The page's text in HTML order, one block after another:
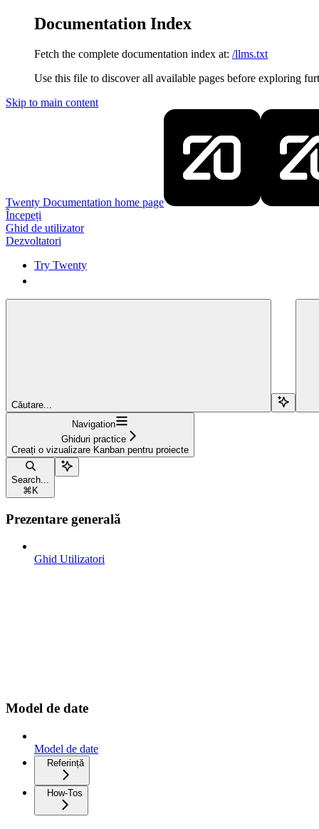
Documentation Index
Fetch the complete documentation index at: /llms.txt
Use this file to discover all available pages before exploring
Skip to main content
Twenty Documentation home page
Începeți
Ghid de utilizator
Dezvoltatori
Try Twenty
Căutare...
Navigation
Ghiduri practice
Creați o vizualizare Kanban pentru proiecte
Search...
⌘ K
Prezentare generală
Ghid Utilizatori
Model de date
Model de date
Referință
How-Tos